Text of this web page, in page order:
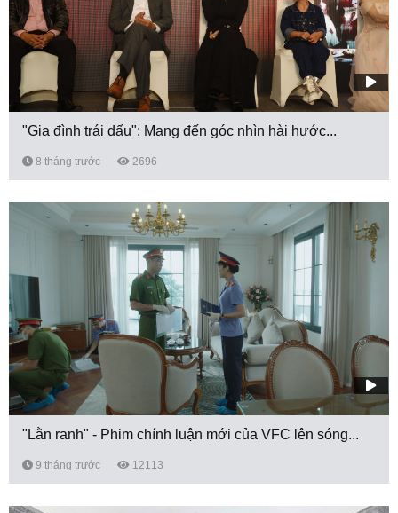
"Gia đình trái dấu": Mang đến góc nhìn hài hước...
8 tháng trước 2696
"Lằn ranh" - Phim chính luận mới của VFC lên sóng...
9 tháng trước 12113